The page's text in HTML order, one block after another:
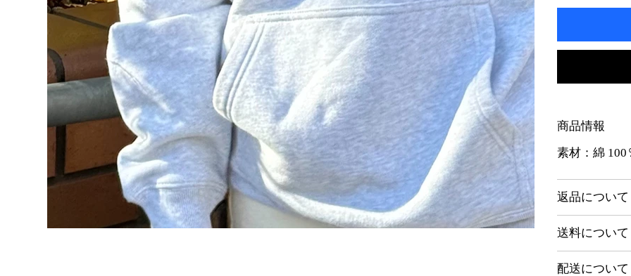
商品情報
素材：綿 100
返品について
送料について
配送について